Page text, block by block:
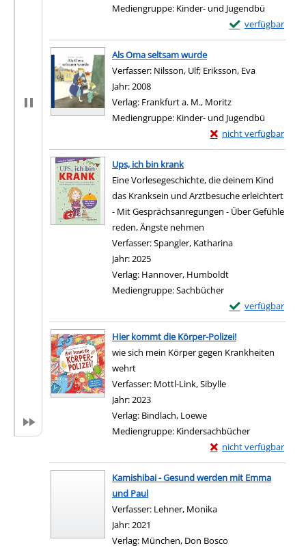
Mediengruppe: Kinder- und Jugendbü
verfügbar
Exemplar-Details
Zum Download
Als Oma seltsam wurde
Verfasser: Nilsson, Ulf; Eriksson, Eva
Jahr:2008
Verlag: Frankfurt a. M., Moritz
Mediengruppe: Kinder- und Jugendbü
nicht verfügbar
Exemplar-Details von
Zum Download von
Ups, ich bin krank
Eine Vorlesegeschichte, die deinem Kind
das Kranksein und Arztbesuche erleichtert
- Mit Gesprächsanregungen - Über Gefühle
reden, Ängste nehmen
Verfasser:Spangler, Katharina
Jahr:2025
Verlag: Hannover, Humboldt
Mediengruppe:Sachbücher
verfügbar
Exemplar-Details
Zum Download
Hier kommt die Körper-Polizei!
wie sich mein Körper gegen Krankheiten
wehrt
Verfasser: Mottl-Link, Sibylle
Jahr:2023
Verlag: Bindlach, Loewe
Mediengruppe: Kindersachbücher
nicht verfügbar
Exemplar-Details von
Zum Download von
Kamishibai - Gesund werden mit Emma
und Paul
Verfasser: Lehner, Monika
Jahr:2021
Verlag: München, Don Bosco